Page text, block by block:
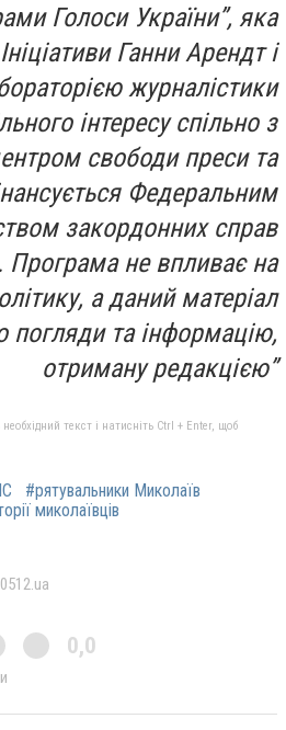
Голоси України”, яка
Ганни Арендт і
журналістики
інтересу спільно з
свободи преси та
Федеральним
закордонних справ
Програма не впливає на
а даний матеріал
погляди та інформацію,
отриману редакцією”
текст і натисніть Ctrl + Enter, щоб
#рятувальники Миколаїв
миколаївців
0,0